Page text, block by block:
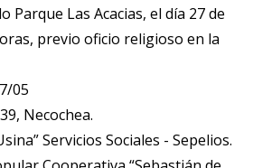
Parque Las Acacias, el día 27 de
previo oficio religioso en la
05
Necochea.
Servicios Sociales - Sepelios.